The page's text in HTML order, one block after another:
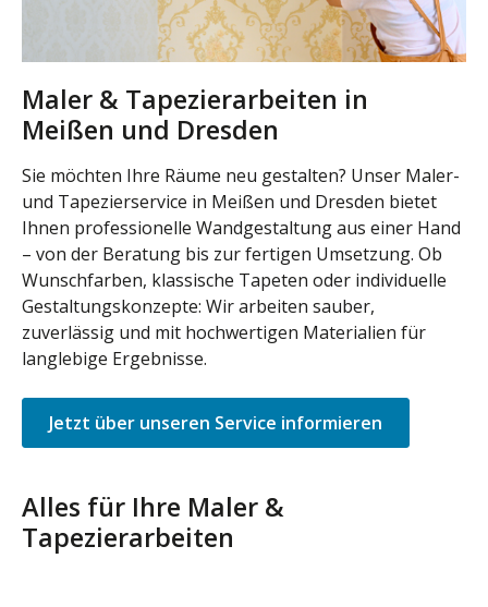
Maler & Tapezierarbeiten in
Meißen und Dresden
Sie möchten Ihre Räume neu gestalten? Unser Maler-
und Tapezierservice in Meißen und Dresden bietet
Ihnen professionelle Wandgestaltung aus einer Hand
– von der Beratung bis zur fertigen Umsetzung. Ob
Wunschfarben, klassische Tapeten oder individuelle
Gestaltungskonzepte: Wir arbeiten sauber,
zuverlässig und mit hochwertigen Materialien für
langlebige Ergebnisse.
Jetzt über unseren Service informieren
Alles für Ihre Maler &
Tapezierarbeiten